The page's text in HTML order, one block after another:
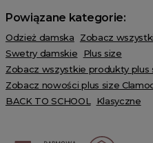
Powiązane kategorie:
Odzież damska
Zobacz
Swetry damskie
Plus size
Zobacz wszystkie produkty plus
Zobacz nowości plus size
BACK TO SCHOOL
Klasyczne